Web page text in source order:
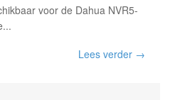
voor de Dahua NVR5-
Lees verder →